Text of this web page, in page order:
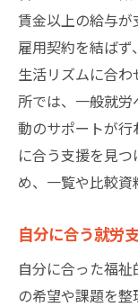
賃金以上の給与が
雇用契約を結ば
生活リズムに合
所では、一般就
動のサポートが
に合う支援を見
め、一覧や比較資
自分に合う就労
自分に合った福
の希望や課題を